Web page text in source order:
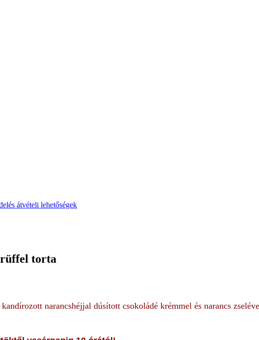
átvételi lehetőségek
torta
narancshéjjal dúsított csokoládé krémmel és narancs